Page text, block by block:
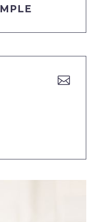

